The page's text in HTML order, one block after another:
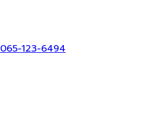
065-123-6494